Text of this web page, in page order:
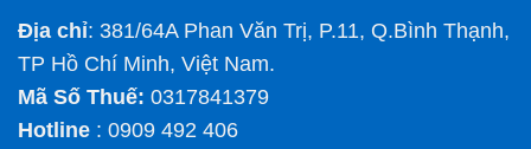
Địa chỉ: 381/64A Phan Văn Trị, P.11, Q.Bình Thạnh,
TP Hồ Chí Minh, Việt Nam.
Mã Số Thuế: 0317841379
Hotline : 0909 492 406